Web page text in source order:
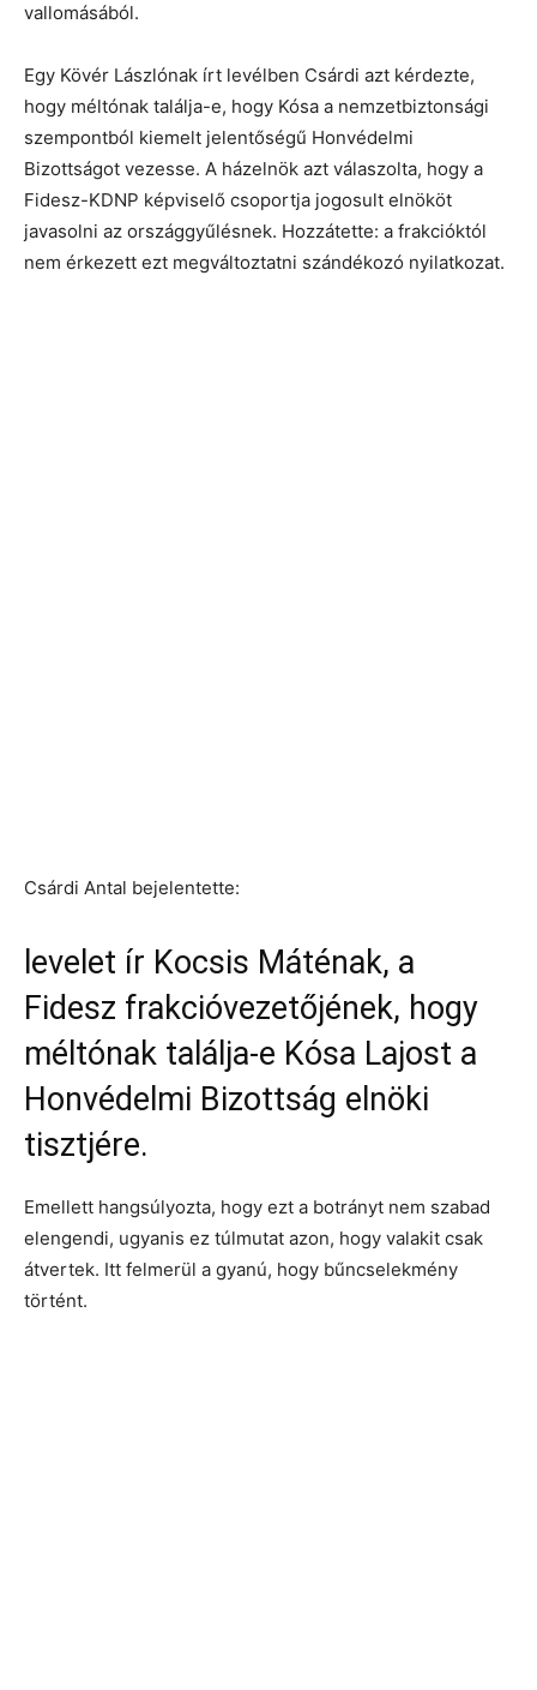
vallomásából.
Egy Kövér Lászlónak írt levélben Csárdi azt kérdezte,
hogy méltónak találja-e, hogy Kósa a nemzetbiztonsági
szempontból kiemelt jelentőségű Honvédelmi
Bizottságot vezesse. A házelnök azt válaszolta, hogy a
Fidesz-KDNP képviselő csoportja jogosult elnököt
javasolni az országgyűlésnek. Hozzátette: a frakcióktól
nem érkezett ezt megváltoztatni szándékozó nyilatkozat.
Csárdi Antal bejelentette:
levelet ír Kocsis Máténak, a
Fidesz frakcióvezetőjének, hogy
méltónak találja-e Kósa Lajost a
Honvédelmi Bizottság elnöki
tisztjére.
Emellett hangsúlyozta, hogy ezt a botrányt nem szabad
elengendi, ugyanis ez túlmutat azon, hogy valakit csak
átvertek. Itt felmerül a gyanú, hogy bűncselekmény
történt.